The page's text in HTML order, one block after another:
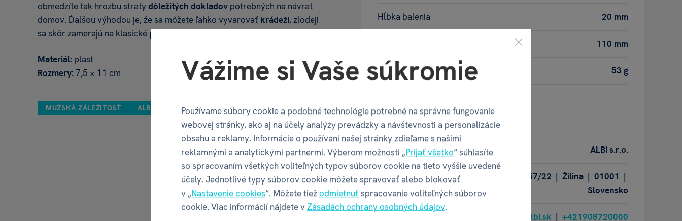
obmedzíte tak hrozbu stratydôležitých dokladov potrebných na návrat
domov. Ďalšou výhodou je, že sa môžete ľahko vyvarovať krádeži, zlodeji
sa skôr zamerajú na klasické peňaženky
Materiál: plast
Rozmery: 7,5 × 11 cm
MUŽSKÁ ZÁLEŽITOSŤ ALBI
Hĺbka balenia 20 mm
110 mm
Váha balenia 53 g
GPSR - Výrobca
Název ALBI s.r.o.
Adresa
Oravská ulica 8557/22 | Žilina | 01001 |
Slovensko
albi@albi.sk | +421908720000
Vážime si Vaše súkromie
Používame súbory cookie a podobné technológie potrebné na správne fungovanie
webovej stránky, ako aj na účely analýzy prevádzky a návštevnosti a personalizácie
obsahu a reklamy. Informácie o používaní našej stránky zdieľame s našimi
reklamnými a analytickými partnermi. Výberom možnosti „Prijať všetko“ súhlasíte
so spracovaním všetkých voliteľných typov súborov cookie na tieto vyššie uvedené
účely. Jednotlivé typy súborov cookie môžete spravovať alebo blokovať
v „Nastavenie cookies“. Môžete tiežodmietnuťspracovanie voliteľných súborov
cookie. Viac informácií nájdete vZásadách ochrany osobných údajov.